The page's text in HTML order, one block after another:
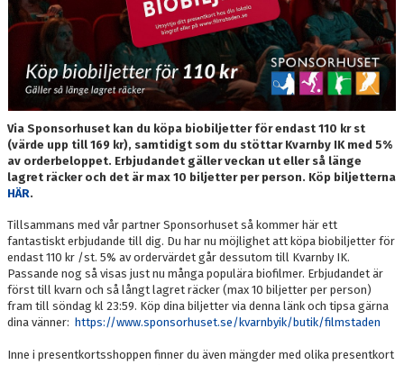
KONTAKT
Via Sponsorhuset kan du köpa biobiljetter för endast 110 kr st
(värde upp till 169 kr), samtidigt som du stöttar Kvarnby IK med 5%
av orderbeloppet. Erbjudandet gäller veckan ut eller så länge
lagret räcker och det är max 10 biljetter per person. Köp biljetterna
HÄR.
Tillsammans med vår partner Sponsorhuset så kommer här ett
fantastiskt erbjudande till dig. Du har nu möjlighet att köpa biobiljetter för
endast 110 kr /st. 5% av ordervärdet går dessutom till Kvarnby IK.
Passande nog så visas just nu många populära biofilmer. Erbjudandet är
först till kvarn och så långt lagret räcker (max 10 biljetter per person)
fram till söndag kl 23:59. Köp dina biljetter via denna länk och tipsa gärna
dina vänner: https://www.sponsorhuset.se/kvarnbyik/butik/filmstaden
Inne i presentkortsshoppen finner du även mängder med olika presentkort